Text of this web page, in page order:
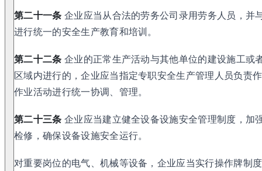
第二十一条 企业应当从合法的劳务公司录用劳务人员，并
进行统一的安全生产教育和培训。
第二十二条 企业的正常生产活动与其他单位的建设施工或
区域内进行的，企业应当指定专职安全生产管理人员负责
作业活动进行统一协调、管理。
第二十三条 企业应当建立健全设备设施安全管理制度，加
检修，确保设备设施安全运行。
对重要岗位的电气、机械等设备，企业应当实行操作牌制